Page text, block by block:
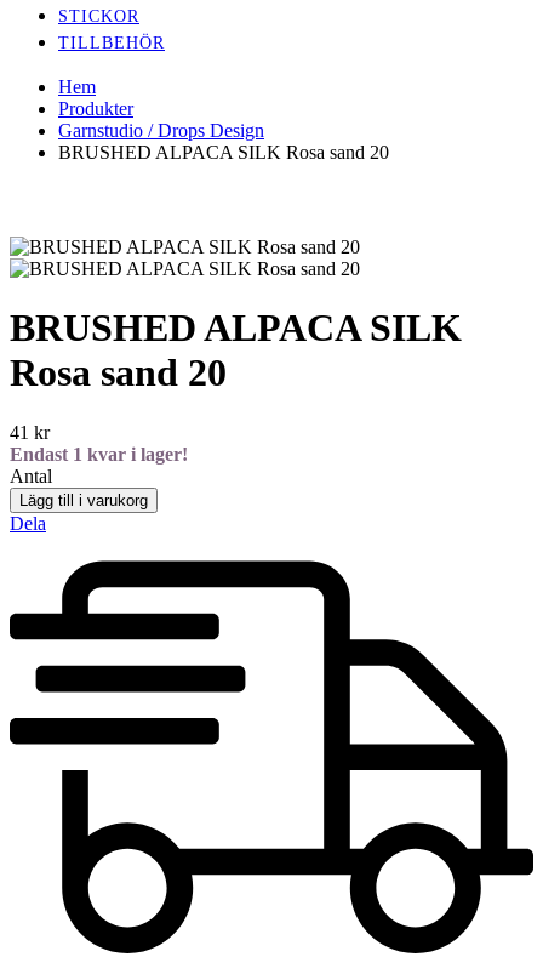
STICKOR
TILLBEHÖR
Hem
Produkter
Garnstudio / Drops Design
BRUSHED ALPACA SILK Rosa sand 20
BRUSHED ALPACA SILK
Rosa sand 20
41 kr
Endast 1 kvar i lager!
Antal
Lägg till i varukorg
Dela